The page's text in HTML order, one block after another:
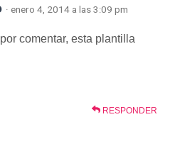
· enero 4, 2014 a las 3:09 pm
comentar, esta plantilla
RESPONDER